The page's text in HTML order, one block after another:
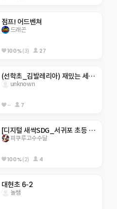
점프! 어드벤쳐
드래곤
100%(3) 27
(선학초_김발레리아) 재밌는 세계 여행 체험
unknown
-- 7
[디지털 새싹SDG_서귀포 초등 4기]히든 서귀포 아무도 못깨는 점프맵
피쿠루고수수달
100%(2) 4
대현초 6-2
놀쌤